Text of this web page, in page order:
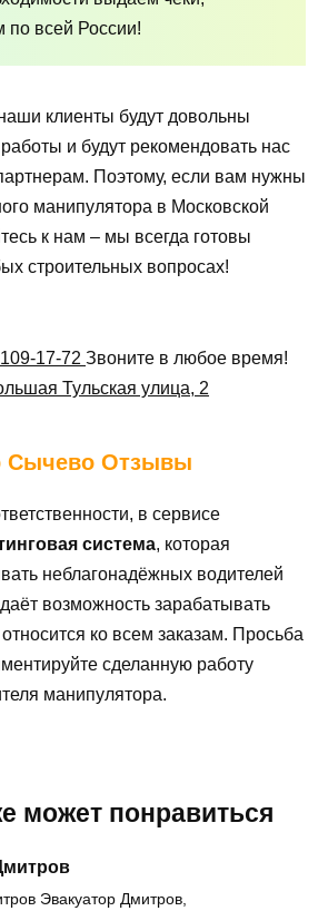
по всей России!
клиенты будут довольны
и будут рекомендовать нас
Поэтому, если вам нужны
манипулятора в Московской
к нам – мы всегда готовы
строительных вопросах!
17-72 Звоните в любое время!
Тульская улица, 2
Сычево Отзывы
в сервисе
система, которая
неблагонадёжных водителей
возможность зарабатывать
ко всем заказам. Просьба
сделанную работу
манипулятора.
может понравиться
Эвакуатор Дмитров,